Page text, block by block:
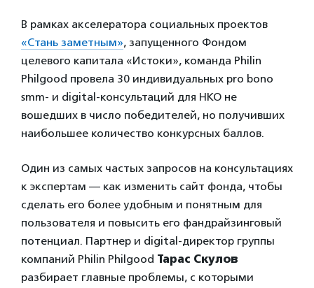
В рамках акселератора социальных проектов
«Стань заметным», запущенного Фондом
целевого капитала «Истоки», команда Philin
Philgood провела 30 индивидуальных pro bono
smm- и digital-консультаций для НКО не
вошедших в число победителей, но получивших
наибольшее количество конкурсных баллов.
Один из самых частых запросов на консультациях
к экспертам — как изменить сайт фонда, чтобы
сделать его более удобным и понятным для
пользователя и повысить его фандрайзинговый
потенциал. Партнер и digital-директор группы
компаний Philin Philgood Тарас Скулов
разбирает главные проблемы, с которыми